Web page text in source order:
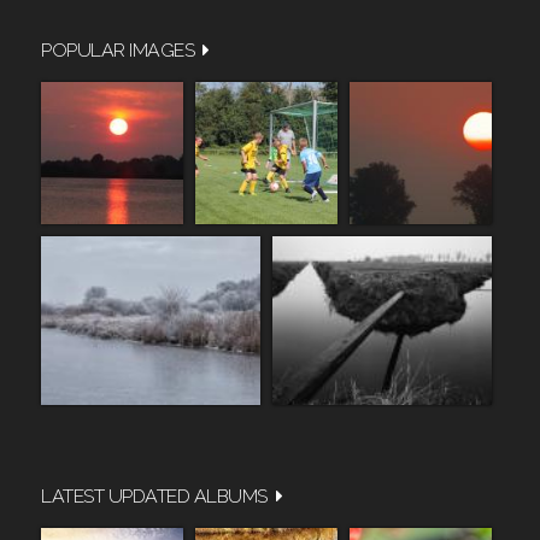
POPULAR IMAGES
LATEST UPDATED ALBUMS